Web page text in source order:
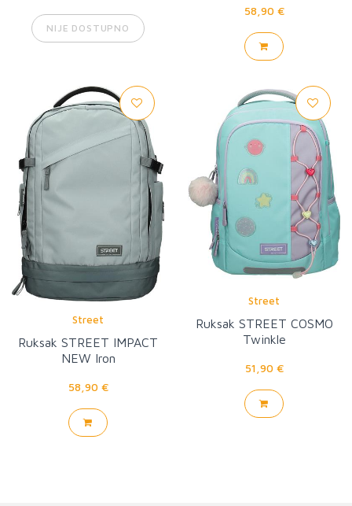
NIJE DOSTUPNO
58,90 €
Street
Ruksak STREET IMPACT
NEW Iron
58,90 €
Street
Ruksak STREET COSMO
Twinkle
51,90 €